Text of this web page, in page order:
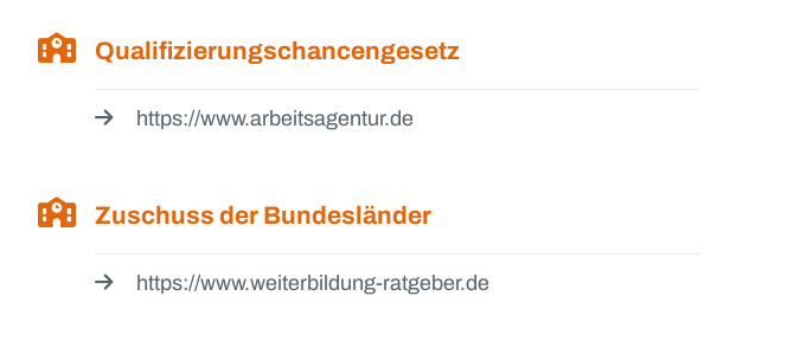
Qualifizierungschancengesetz
https://www.arbeitsagentur.de
Zuschuss der Bundesländer
https://www.weiterbildung-ratgeber.de